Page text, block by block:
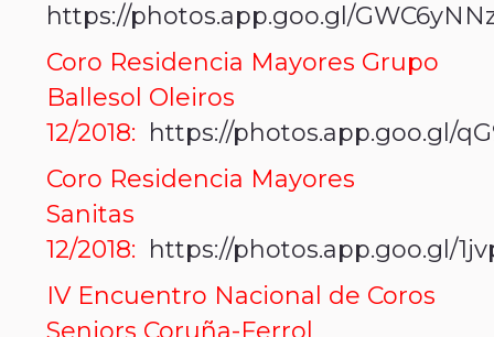
https://photos.app.goo.gl/
Coro Residencia Mayores Grupo
Ballesol Oleiros
12/2018: https://photos.app.goo.gl/
Coro Residencia Mayores
Sanitas
12/2018: https://photos.app.goo.gl/
IV Encuentro Nacional de Coros
Seniors Coruña-Ferrol